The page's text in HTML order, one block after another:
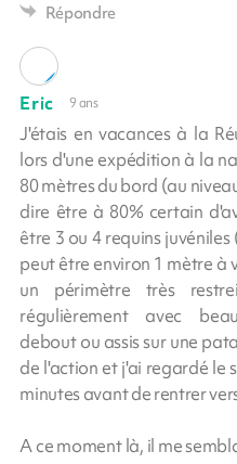
Répondre
Eric 9 ans
J'étais en vacances à la
lors d'une expédition à la
80 mètres du bord (au
dire être à 80% certain
être 3 ou 4 requins
peut être environ 1 mètre à
un périmètre très
régulièrement avec
debout ou assis sur une
de l'action et j'ai regardé le
minutes avant de rentrer
A ce moment là, il me